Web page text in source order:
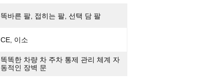
똑바른 팔, 접히는 팔, 선택 담 팔
CE, 이소
똑똑한 차량 차 주차 통제 관리 체계 자
동적인 장벽 문